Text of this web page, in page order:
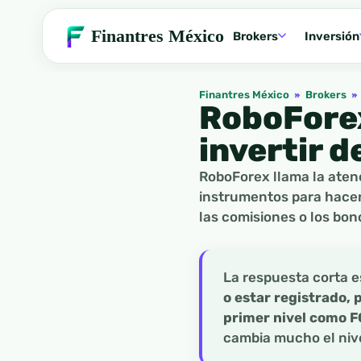
Finantres México Brokers Inversión
Finantres México » Brokers »
invertir
RoboForex llama la
instrumentos para
las comisiones o los
La respuesta corta
o estar registrado,
primer nivel como
cambia mucho el